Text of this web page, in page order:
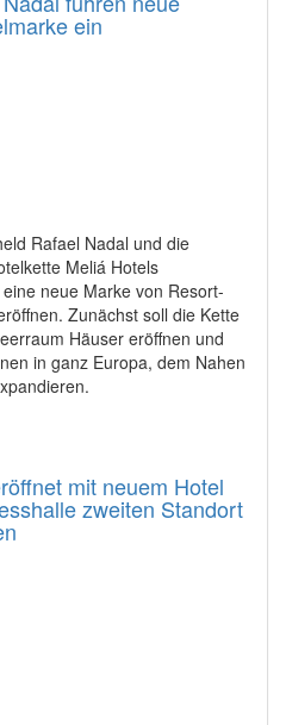
ein
Rafael Nadal und die
Meliá Hotels
neue Marke von Resort-
Zunächst soll die Kette
Häuser eröffnen und
in ganz Europa, dem Nahen
mit neuem Hotel
zweiten Standort